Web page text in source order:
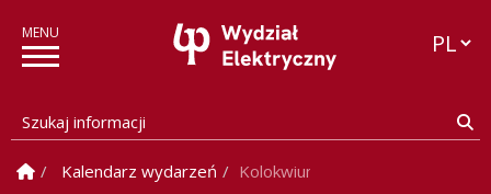
Szukaj informacji
Strona Główna
Kalendarz wydarzeń Kolokwium habilitacyjne dr. inż.